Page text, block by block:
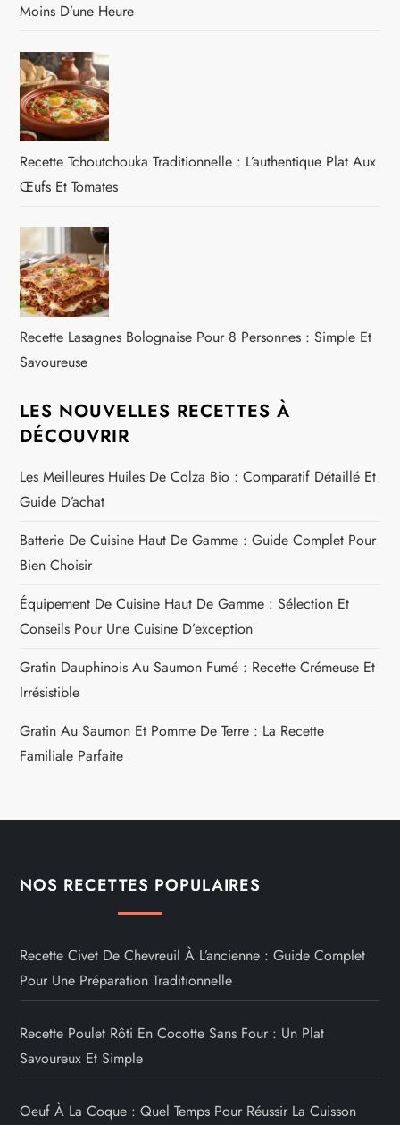
Moins D’une Heure
Recette Tchoutchouka Traditionnelle : L’authentique Plat Aux
Œufs Et Tomates
Recette Lasagnes Bolognaise Pour 8 Personnes : Simple Et
Savoureuse
LES NOUVELLES RECETTES À
DÉCOUVRIR
Les Meilleures Huiles De Colza Bio : Comparatif Détaillé Et
Guide D’achat
Batterie De Cuisine Haut De Gamme : Guide Complet Pour
Bien Choisir
Équipement De Cuisine Haut De Gamme : Sélection Et
Conseils Pour Une Cuisine D’exception
Gratin Dauphinois Au Saumon Fumé : Recette Crémeuse Et
Irrésistible
Gratin Au Saumon Et Pomme De Terre : La Recette
Familiale Parfaite
NOS RECETTES POPULAIRES
Recette Civet De Chevreuil À L’ancienne : Guide Complet
Pour Une Préparation Traditionnelle
Recette Poulet Rôti En Cocotte Sans Four : Un Plat
Savoureux Et Simple
Oeuf À La Coque : Quel Temps Pour Réussir La Cuisson